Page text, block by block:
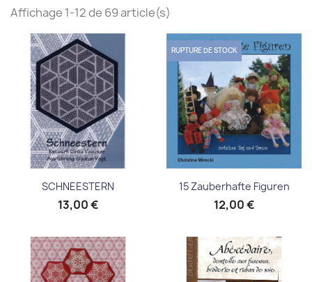
Affichage 1-12 de 69 article(s)
SCHNEESTERN
13,00 €
15 Zauberhafte Figuren
12,00 €
RUPTURE DE STOCK